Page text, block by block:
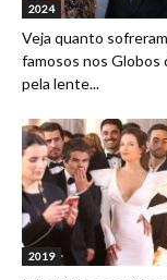
2024
Veja quanto
famosos nos Globos
pela lente...
2019